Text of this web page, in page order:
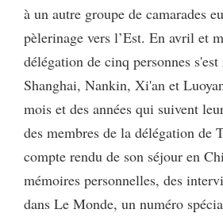
à un autre groupe de camarades
pèlerinage vers l’Est. En avril et
délégation de cinq personnes
Shanghai, Nankin, Xi'an et
mois et des années qui suivent
des membres de la délégation de
compte rendu de son séjour en
mémoires personnelles, des
dans Le Monde, un numéro